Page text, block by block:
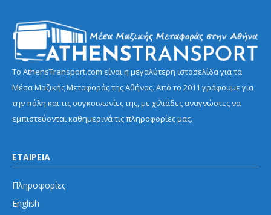
Το AthensTransport.com είναι η μεγαλύτερη ιστοσελίδα για τα
Μέσα Μαζικής Μεταφοράς της Αθήνας. Από το 2011 γράφουμε για
την πόλη και τις συγκοινωνίες της, με χιλιάδες αναγνώστες να
εμπιστεύονται καθημερινά τις πληροφορίες μας.
ΕΤΑΙΡΕΙΑ
Πληροφορίες
English